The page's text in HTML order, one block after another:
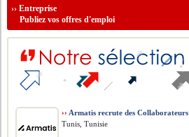
››Entreprise
Publiez vos offres d'emploi
›› Armatis recrute des Collaborateurs
Tunis, Tunisie